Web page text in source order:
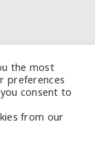
the most
preferences
consent to
from our